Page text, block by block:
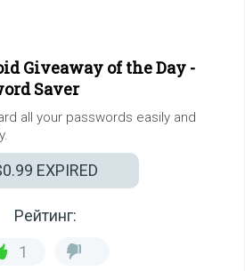
Giveaway of the Day -
Saver
all your passwords easily and
EXPIRED
Рейтинг:
1